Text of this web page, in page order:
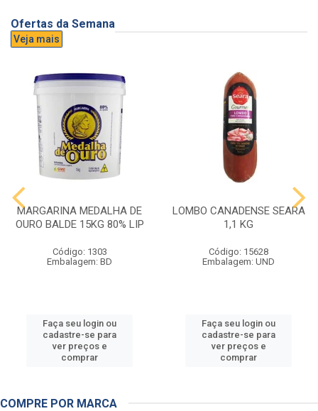
Ofertas da Semana
Veja mais
MARGARINA MEDALHA DE
OURO BALDE 15KG 80% LIP
Código: 1303
Embalagem: BD
Faça seu login ou
cadastre-se para
ver preços e
comprar
LOMBO CANADENSE SEARA
1,1 KG
Código: 15628
Embalagem: UND
Faça seu login ou
cadastre-se para
ver preços e
comprar
COMPRE POR MARCA